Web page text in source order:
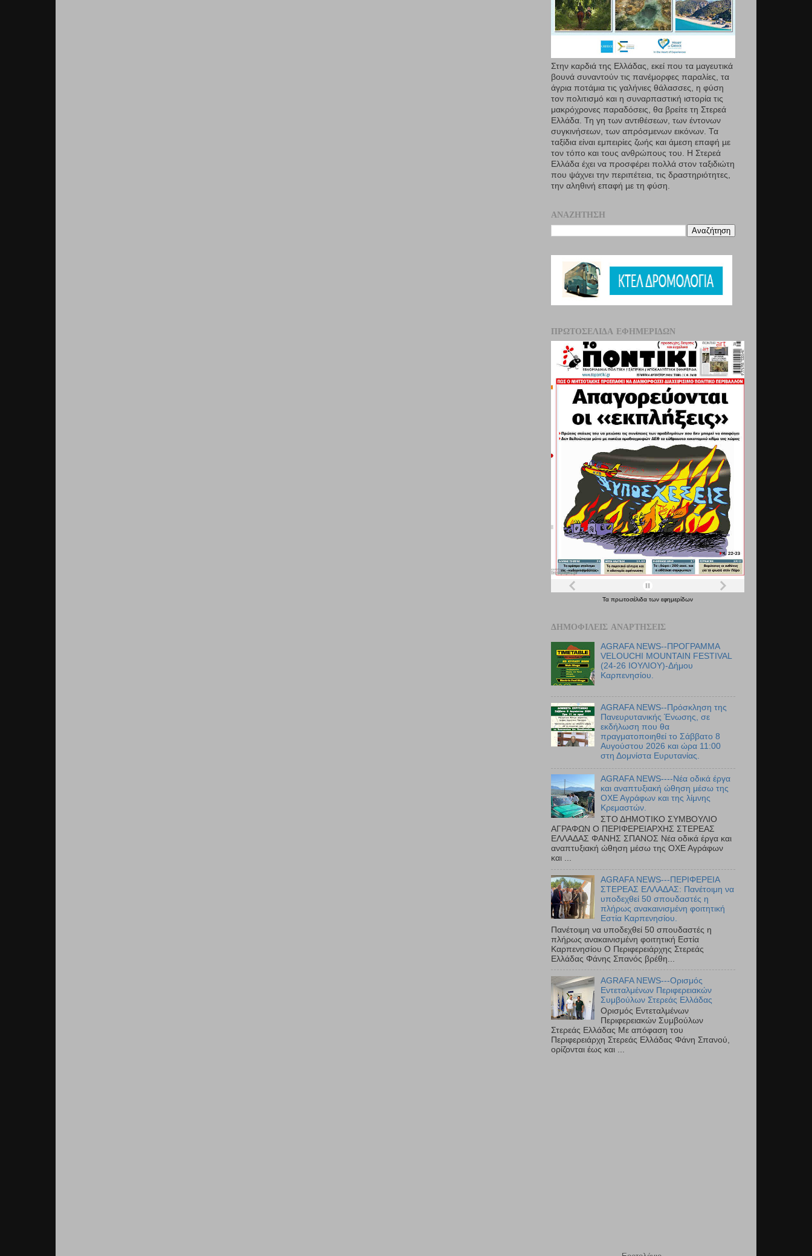
Στην καρδιά της Ελλάδας, εκεί που τα µαγευτικά
βουνά συναντούν τις πανέμορφες παραλίες, τα
άγρια ποτάμια τις γαλήνιες θάλασσες, η φύση
τον πολιτισμό και η συναρπαστική ιστορία τις
μακρόχρονες παραδόσεις, θα βρείτε τη Στερεά
Ελλάδα. Τη γη των αντιθέσεων, των έντονων
συγκινήσεων, των απρόσμενων εικόνων. Τα
ταξίδια είναι εμπειρίες ζωής και άμεση επαφή µε
τον τόπο και τους ανθρώπους του. Η Στερεά
Ελλάδα έχει να προσφέρει πολλά στον ταξιδιώτη
που ψάχνει την περιπέτεια, τις δραστηριότητες,
την αληθινή επαφή µε τη φύση.
ΑΝΑΖΉΤΗΣΗ
ΠΡΩΤΟΣΈΛΙΔΑ ΕΦΗΜΕΡΊΔΩΝ
Τα πρωτοσέλιδα των εφημερίδων
ΔΗΜΟΦΙΛΕΊΣ ΑΝΑΡΤΉΣΕΙΣ
AGRAFA NEWS--ΠΡΟΓΡΑΜΜΑ
VELOUCHI MOUNTAIN FESTIVAL
(24-26 ΙΟΥΛΙΟΥ)-Δήμου
Καρπενησίου.
AGRAFA NEWS--Πρόσκληση της
Πανευρυτανικής Ένωσης, σε
εκδήλωση που θα
πραγματοποιηθεί το Σάββατο 8
Αυγούστου 2026 και ώρα 11:00
στη Δομνίστα Ευρυτανίας.
AGRAFA NEWS----Νέα οδικά έργα
και αναπτυξιακή ώθηση μέσω της
ΟΧΕ Αγράφων και της λίμνης
Κρεμαστών.
ΣΤΟ ΔΗΜΟΤΙΚΟ ΣΥΜΒΟΥΛΙΟ
ΑΓΡΑΦΩΝ Ο ΠΕΡΙΦΕΡΕΙΑΡΧΗΣ ΣΤΕΡΕΑΣ
ΕΛΛΑΔΑΣ ΦΑΝΗΣ ΣΠΑΝΟΣ Νέα οδικά έργα και
αναπτυξιακή ώθηση μέσω της ΟΧΕ Αγράφων
και ...
AGRAFA NEWS---ΠΕΡΙΦΕΡΕΙΑ
ΣΤΕΡΕΑΣ ΕΛΛΑΔΑΣ: Πανέτοιμη να
υποδεχθεί 50 σπουδαστές η
πλήρως ανακαινισμένη φοιτητική
Εστία Καρπενησίου.
Πανέτοιμη να υποδεχθεί 50 σπουδαστές η
πλήρως ανακαινισμένη φοιτητική Εστία
Καρπενησίου Ο Περιφερειάρχης Στερεάς
Ελλάδας Φάνης Σπανός βρέθη...
AGRAFA NEWS---Ορισμός
Εντεταλμένων Περιφερειακών
Συμβούλων Στερεάς Ελλάδας
Ορισμός Εντεταλμένων
Περιφερειακών Συμβούλων
Στερεάς Ελλάδας Με απόφαση του
Περιφερειάρχη Στερεάς Ελλάδας Φάνη Σπανού,
ορίζονται έως και ...